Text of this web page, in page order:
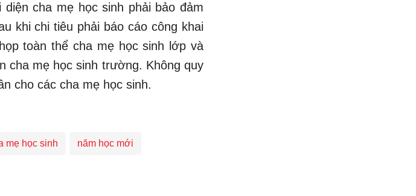
cha mẹ học sinh phải bảo đảm
khi chi tiêu phải báo cáo công khai
toàn thể cha mẹ học sinh lớp và
cha mẹ học sinh trường. Không quy
cho các cha mẹ học sinh.
mẹ học sinh năm học mới